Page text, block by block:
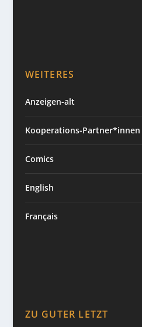
WEITERES
Anzeigen-alt
Kooperations-Partner*innen
Comics
English
Français
ZU GUTER LETZT